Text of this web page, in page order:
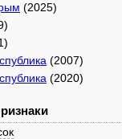
(2025)
(2007)
(2020)